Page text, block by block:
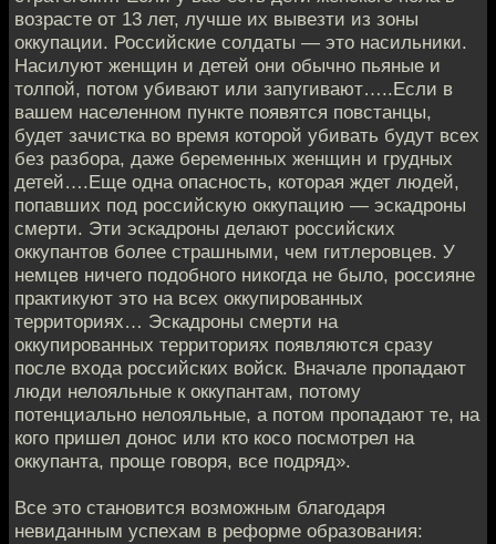
возрасте от 13 лет, лучше их вывезти из зоны
оккупации. Российские солдаты — это насильники.
Насилуют женщин и детей они обычно пьяные и
толпой, потом убивают или запугивают…..Если в
вашем населенном пункте появятся повстанцы,
будет зачистка во время которой убивать будут всех
без разбора, даже беременных женщин и грудных
детей….Еще одна опасность, которая ждет людей,
попавших под российскую оккупацию — эскадроны
смерти. Эти эскадроны делают российских
оккупантов более страшными, чем гитлеровцев. У
немцев ничего подобного никогда не было, россияне
практикуют это на всех оккупированных
территориях… Эскадроны смерти на
оккупированных территориях появляются сразу
после входа российских войск. Вначале пропадают
люди нелояльные к оккупантам, потому
потенциально нелояльные, а потом пропадают те, на
кого пришел донос или кто косо посмотрел на
оккупанта, проще говоря, все подряд».
Все это становится возможным благодаря
невиданным успехам в реформе образования: